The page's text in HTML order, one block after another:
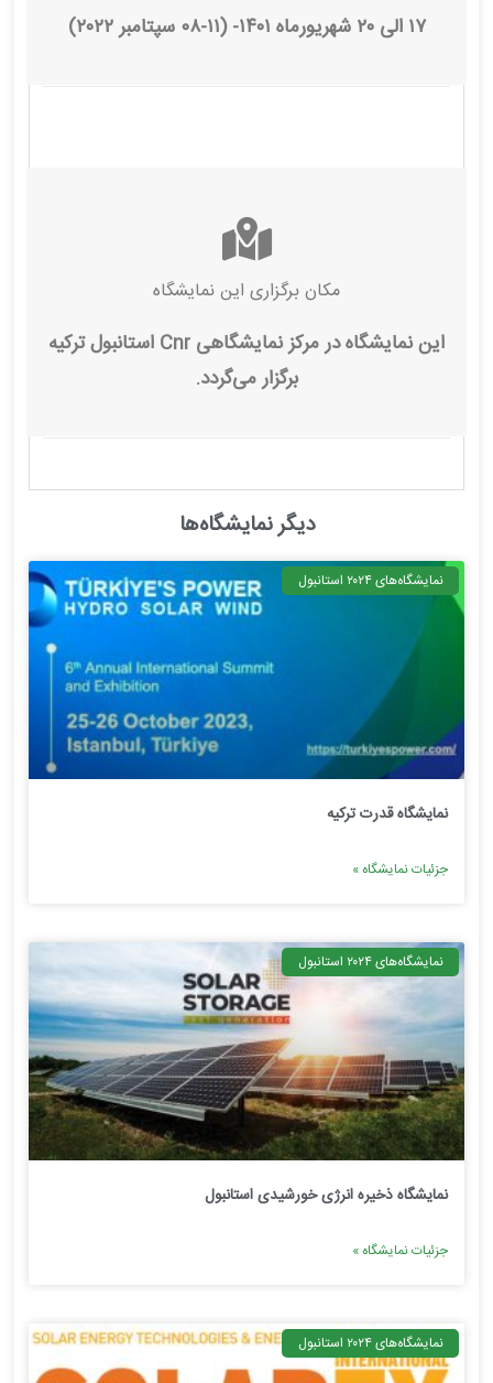
۱۷ الی ۲۰ شهریورماه ۱۴۰۱- (۱۱-۰۸ سپتامبر ۲۰۲۲)
مکان برگزاری این نمایشگاه
این نمایشگاه در مرکز نمایشگاهی Cnr استانبول ترکیه
برگزار می‌گردد.
دیگر نمایشگاه‌ها
نمایشگاه‌های ۲۰۲۴ استانبول
نمایشگاه قدرت ترکیه
جزئیات نمایشگاه »
نمایشگاه‌های ۲۰۲۴ استانبول
نمایشگاه ذخیره انرژی خورشیدی استانبول
جزئیات نمایشگاه »
نمایشگاه‌های ۲۰۲۴ استانبول